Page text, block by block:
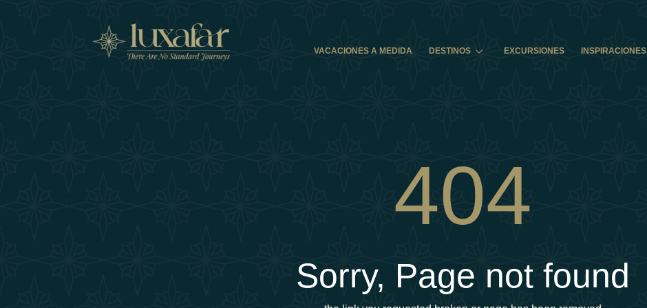
VACACIONES A MEDIDA
DESTINOS EXCURSIONES INSPIRACIONES
404
Sorry, Page not found